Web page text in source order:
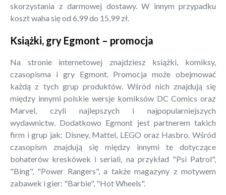
skorzystania z darmowej dostawy. W innym przypadku
koszt waha się od 6,99 do 15,99 zł.
Książki, gry Egmont – promocja
Na stronie internetowej znajdziesz książki, komiksy,
czasopisma i gry Egmont. Promocja może obejmować
każdą z tych grup produktów. Wśród nich znajdują się
między innymi polskie wersje komiksów DC Comics oraz
Marvel, czyli najlepszych i najpopularniejszych
wydawnictw. Dodatkowo Egmont jest partnerem takich
firm i grup jak: Disney, Mattel, LEGO oraz Hasbro. Wśród
czasopism znajdują się między innymi te dotyczące
bohaterów kreskówek i seriali, na przykład "Psi Patrol",
"Bing", "Power Rangers", a także magazyny z motywem
zabawek i gier: "Barbie", "Hot Wheels".